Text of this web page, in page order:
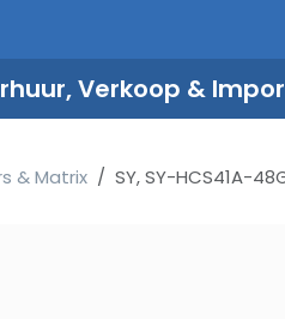
Verkoop &
& Matrix SY, SY-HCS41A-